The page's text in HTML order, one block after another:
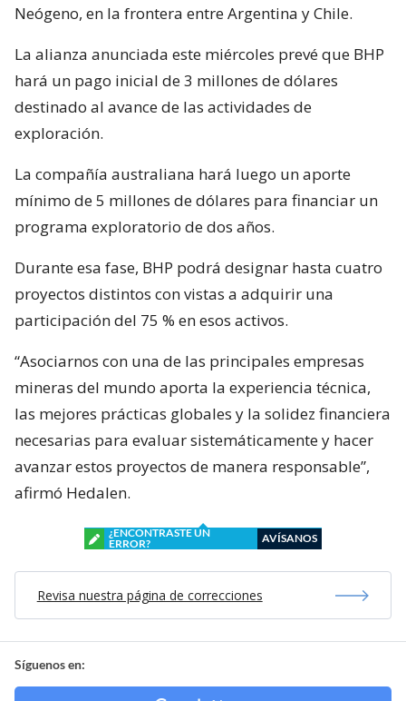
Neógeno, en la frontera entre Argentina y Chile.
La alianza anunciada este miércoles prevé que BHP
hará un pago inicial de 3 millones de dólares
destinado al avance de las actividades de
exploración.
La compañía australiana hará luego un aporte
mínimo de 5 millones de dólares para financiar un
programa exploratorio de dos años.
Durante esa fase, BHP podrá designar hasta cuatro
proyectos distintos con vistas a adquirir una
participación del 75 % en esos activos.
“Asociarnos con una de las principales empresas
mineras del mundo aporta la experiencia técnica,
las mejores prácticas globales y la solidez financiera
necesarias para evaluar sistemáticamente y hacer
avanzar estos proyectos de manera responsable”,
afirmó Hedalen.
¿ENCONTRASTE UN
ERROR?
AVÍSANOS
Revisa nuestra página de correcciones
Síguenos en: